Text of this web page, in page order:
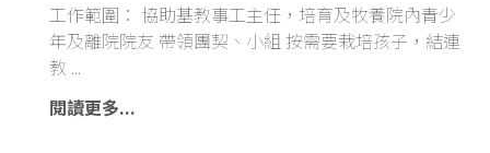
工作範圍： 協助基教事工主任，培育及牧養院內青少
年及離院院友 帶領團契、小組 按需要栽培孩子，結連
教
閱讀更多...